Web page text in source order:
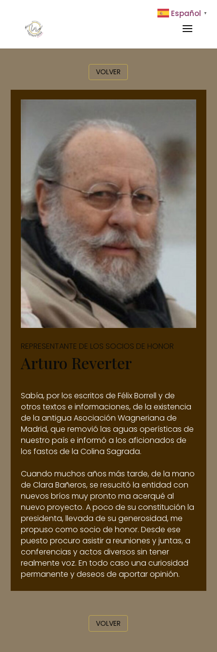
VOLVER
REPRESENTANTE DE LOS SOCIOS DE HONOR
Arturo Reverter
Sabía, por los escritos de Félix Borrell y de
otros textos e informaciones, de la existencia
de la antigua Asociación Wagneriana de
Madrid, que removió las aguas operísticas de
nuestro país e informó a los aficionados de
los fastos de la Colina Sagrada.
Cuando muchos años más tarde, de la mano
de Clara Bañeros, se resucitó la entidad con
nuevos bríos muy pronto ma acerqué al
nuevo proyecto. A poco de su constitución la
presidenta, llevada de su generosidad, me
propuso como socio de honor. Desde ese
puesto procuro asistir a reuniones y juntas, a
conferencias y actos diversos sin tener
realmente voz. En todo caso una curiosidad
permanente y deseos de aportar opinión.
VOLVER
Español ▼